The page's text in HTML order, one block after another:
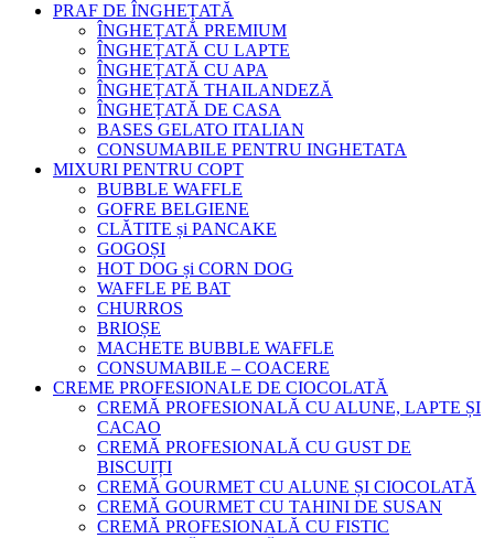
PRAF DE ÎNGHEȚATĂ
ÎNGHEȚATĂ PREMIUM
ÎNGHEȚATĂ CU LAPTE
ÎNGHEȚATĂ CU APA
ÎNGHEȚATĂ THAILANDEZĂ
ÎNGHEȚATĂ DE CASA
BASES GELATO ITALIAN
CONSUMABILE PENTRU INGHETATA
MIXURI PENTRU COPT
BUBBLE WAFFLE
GOFRE BELGIENE
CLĂTITE și PANCAKE
GOGOȘI
HOT DOG și CORN DOG
WAFFLE PE BAT
CHURROS
BRIOȘE
MACHETE BUBBLE WAFFLE
CONSUMABILE – COACERE
CREME PROFESIONALE DE CIOCOLATĂ
CREMĂ PROFESIONALĂ CU ALUNE, LAPTE ȘI
CACAO
CREMĂ PROFESIONALĂ CU GUST DE
BISCUIȚI
CREMĂ GOURMET CU ALUNE ȘI CIOCOLATĂ
CREMĂ GOURMET CU TAHINI DE SUSAN
CREMĂ PROFESIONALĂ CU FISTIC